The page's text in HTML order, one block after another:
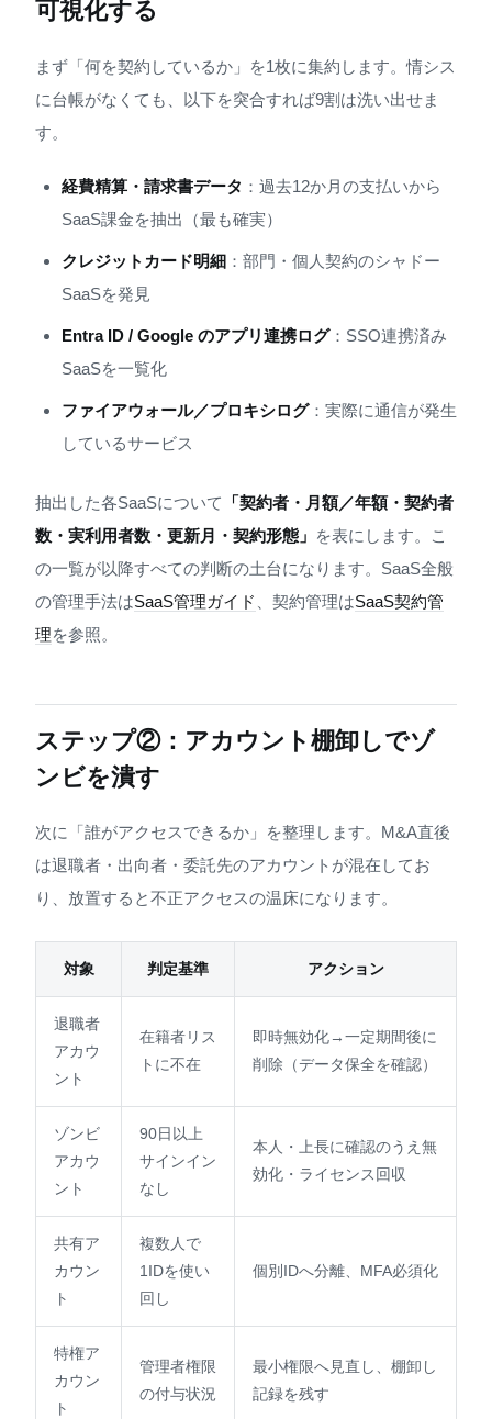
可視化する
まず「何を契約しているか」を1枚に集約します。情シス
に台帳がなくても、以下を突合すれば9割は洗い出せま
す。
経費精算・請求書データ ：過去12か月の支払いから
SaaS課金を抽出（最も確実）
クレジットカード明細 ：部門・個人契約のシャドー
SaaSを発見
Entra ID / Google のアプリ連携ログ：SSO連携済み
SaaSを一覧化
ファイアウォール／プロキシログ：実際に通信が発生
しているサービス
抽出した各SaaSについて
「契約者・月額／年額・契約者
数・実利用者数・更新月・契約形態」 を表にします。こ
の一覧が以降すべての判断の土台になります。SaaS全般
の管理手法はSaaS管理ガイド 、契約管理はSaaS契約管
理を参照。
ステップ②：アカウント棚卸しでゾ
ンビを潰す
次に「誰がアクセスできるか」を整理します。M&A直後
は退職者・出向者・委託先のアカウントが混在してお
り、放置すると不正アクセスの温床になります。
対象 判定基準 アクション
退職者
アカウ
ント
在籍者リス
トに不在
即時無効化→一定期間後に
削除（データ保全を確認）
ゾンビ
アカウ
ント
90日以上
サインイン
なし
本人・上長に確認のうえ無
効化・ライセンス回収
共有ア
カウン
ト
複数人で
1IDを使い
回し
個別IDへ分離、MFA必須化
特権ア
カウン
ト
管理者権限
の付与状況
最小権限へ見直し、棚卸し
記録を残す